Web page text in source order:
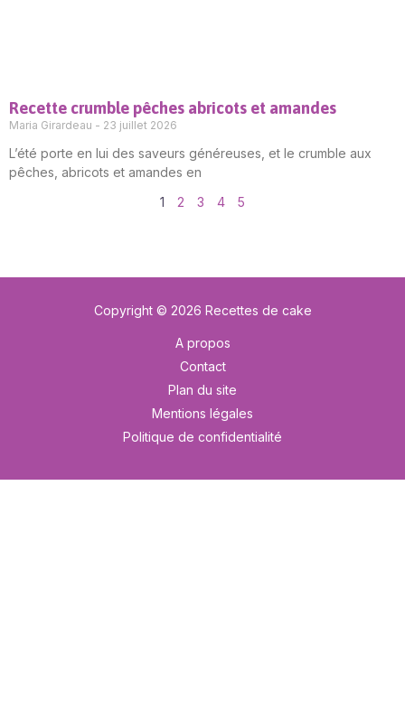
Recette crumble pêches abricots et amandes
Maria Girardeau 23 juillet 2026
L’été porte en lui des saveurs généreuses, et le crumble aux
pêches, abricots et amandes en
1
2 3 4 5
Copyright © 2026 Recettes de cake
A propos
Contact
Plan du site
Mentions légales
Politique de confidentialité